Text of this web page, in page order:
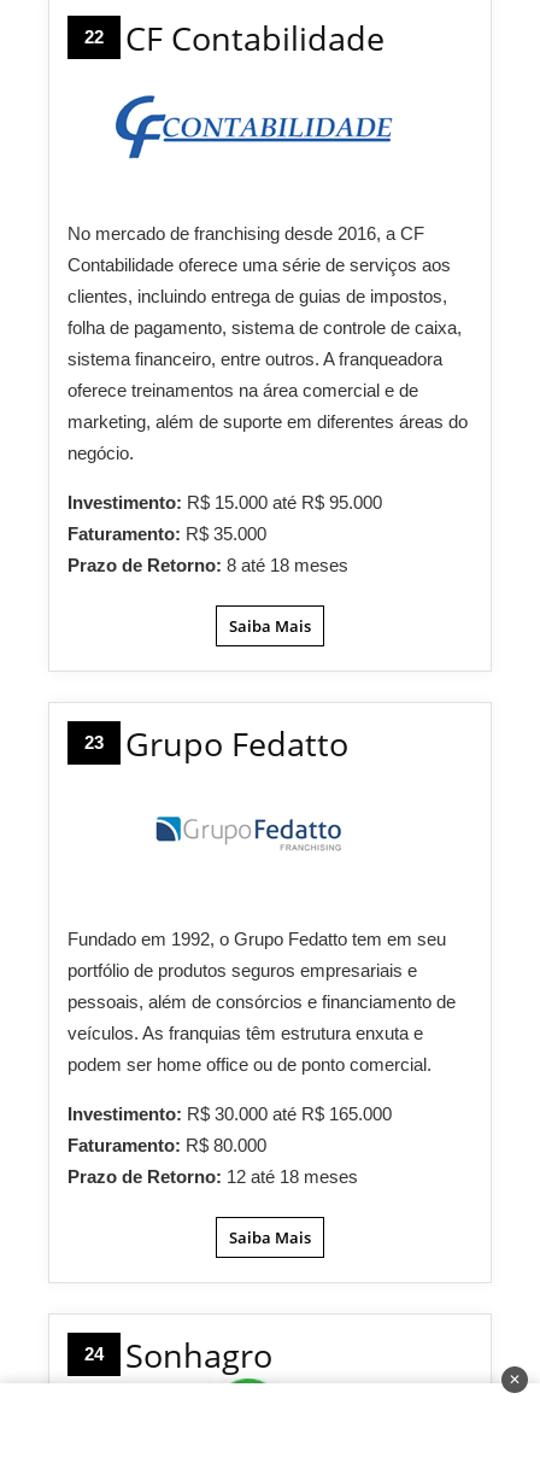
22 CF Contabilidade
No mercado de franchising desde 2016, a CF
Contabilidade oferece uma série de serviços aos
clientes, incluindo entrega de guias de impostos,
folha de pagamento, sistema de controle de caixa,
sistema financeiro, entre outros. A franqueadora
oferece treinamentos na área comercial e de
marketing, além de suporte em diferentes áreas do
negócio.
Investimento: R$ 15.000 até R$ 95.000
Faturamento: R$ 35.000
Prazo de Retorno: 8 até 18 meses
Saiba Mais
23 Grupo Fedatto
Fundado em 1992, o Grupo Fedatto tem em seu
portfólio de produtos seguros empresariais e
pessoais, além de consórcios e financiamento de
veículos. As franquias têm estrutura enxuta e
podem ser home office ou de ponto comercial.
Investimento: R$ 30.000 até R$ 165.000
Faturamento: R$ 80.000
Prazo de Retorno: 12 até 18 meses
Saiba Mais
24 Sonhagro
✕